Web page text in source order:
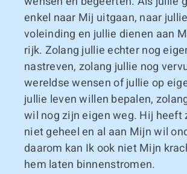
enkel naar Mij uitgaan, naar
voleinding en jullie dienen aan
rijk. Zolang jullie echter nog
nastreven, zolang jullie nog
wereldse wensen of jullie op
jullie leven willen bepalen,
wil nog zijn eigen weg. Hij heeft
niet geheel en al aan Mijn wil
daarom kan Ik ook niet Mijn
hem laten binnenstromen.